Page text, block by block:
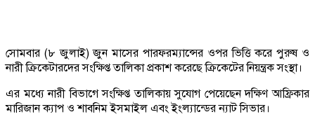
সোমবার (৮ জুলাই) জুন মাসের পারফরম্যান্সের ওপর ভিত্তি করে পুরুষ ও
নারী ক্রিকেটারদের সংক্ষিপ্ত তালিকা প্রকাশ করেছে ক্রিকেটের নিয়ন্ত্রক সংস্থা।
এর মধ্যে নারী বিভাগে সংক্ষিপ্ত তালিকায় সুযোগ পেয়েছেন দক্ষিণ আফ্রিকার
মারিজান ক্যাপ ও শাবনিম ইসমাইল এবং ইংল্যান্ডের ন্যাট সিভার।